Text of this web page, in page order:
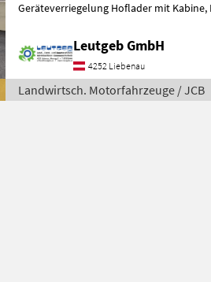
Geräteverriegelung Hoflader mit Kabine, Heizung, Typisierung,
Leutgeb GmbH
4252 Liebenau
Landwirtsch. Motorfahrzeuge / JCB